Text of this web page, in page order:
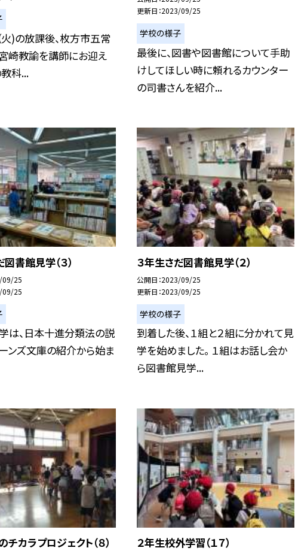
)の放課後、枚方市五常
崎教諭を講師にお迎え
教科...
更新日 2023/09/25
学校の様子
最後に、図書や図書館について手助
けしてほしい時に頼れるカウンター
の司書さんを紹介...
書館見学（３）
09/25
09/25
は、日本十進分類法の説
ーンズ文庫の紹介から始ま
３年生さだ図書館見学（２）
公開日 2023/09/25
更新日 2023/09/25
学校の様子
到着した後、１組と２組に分かれて見
学を始めました。 １組はお話し会か
ら図書館見学...
チカラプロジェクト（８） ２年生校外学習（１７）